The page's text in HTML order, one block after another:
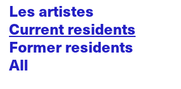
Les artistes
Current residents
Former residents
All